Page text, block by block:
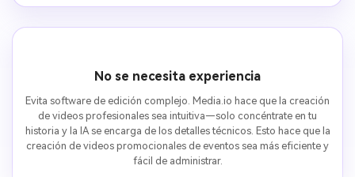
No se necesita experiencia
Evita software de edición complejo. Media.io hace que la creación
de videos profesionales sea intuitiva—solo concéntrate en tu
historia y la IA se encarga de los detalles técnicos. Esto hace que la
creación de videos promocionales de eventos sea más eficiente y
fácil de administrar.